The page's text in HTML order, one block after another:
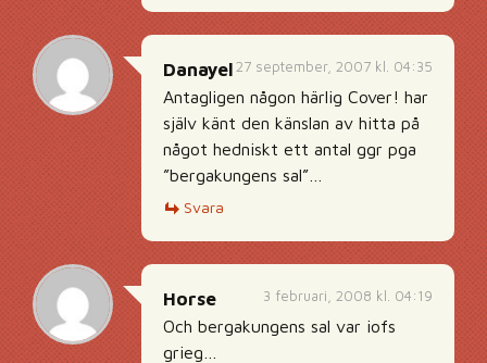
27 september, 2007 kl. 04:35
Danayel
Antagligen någon härlig Cover! har
själv känt den känslan av hitta på
något hedniskt ett antal ggr pga
”bergakungens sal”…
Svara
3 februari, 2008 kl. 04:19
Horse
Och bergakungens sal var iofs
grieg…